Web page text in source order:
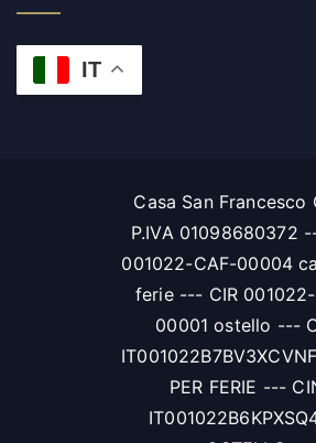
IT
Casa San Francesco
P.IVA 01098680372
001022-CAF-00004
ferie --- CIR
00001 ostello ---
PER FERIE ---